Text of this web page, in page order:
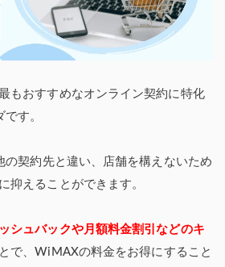
もおすすめなオンライン契約に特化
す。
契約先と違い、店舗を構えないため
抑えることができます。
シュバックや月額料金割引などのキ
で、WiMAXの料金をお得にすること